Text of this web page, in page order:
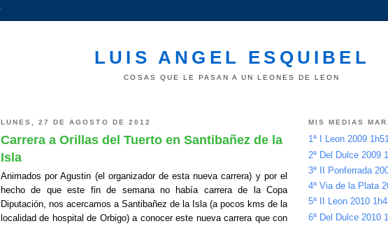
LUIS ANGEL ESQUIBEL
COSAS QUE LE PASAN A UN LEONES DE LEON
LUNES, 27 DE AGOSTO DE 2012
Carrera a Orillas del Tuerto en Santibañez de la
Isla
Animados por Agustin (el organizador de esta nueva carrera) y por el
hecho de que este fin de semana no había carrera de la Copa
Diputación, nos acercamos a Santibañez de la Isla (a pocos kms de la
localidad de hospital de Orbigo) a conocer este nueva carrera que con
MIS MEDIAS
1ª I Leon 2009
2ª Del Dulce 2009
3ª II Ponferrada
4ª Via de la Plata
5ª II Leon 2010
6ª Del Dulce 2010